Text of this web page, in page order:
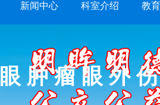
新闻中心 科室介绍 教
肿瘤眼外